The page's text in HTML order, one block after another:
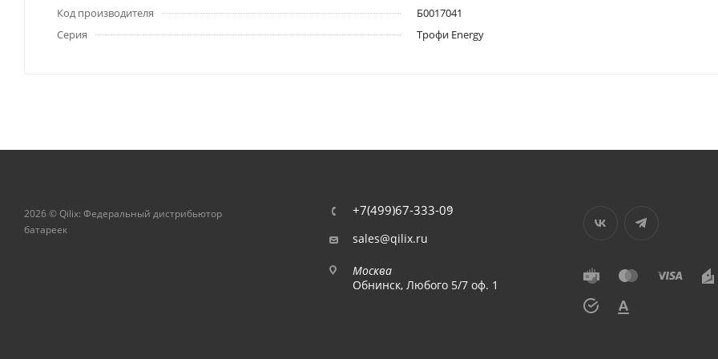
Код производителя
Б0017041
Серия
Трофи Energy
2026 © Qilix: Федеральный дистрибьютор
батареек
+7(499)67-333-09
sales@qilix.ru
Москва
Обнинск, Любого 5/7 оф. 1